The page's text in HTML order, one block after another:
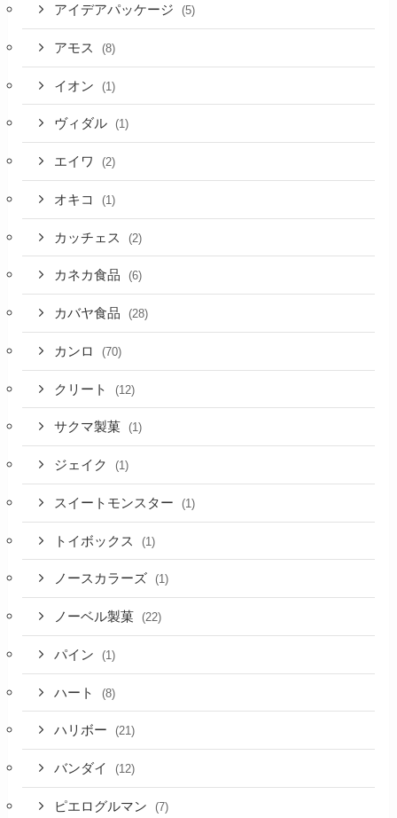
アイデアパッケージ (5)
アモス (8)
イオン (1)
ヴィダル (1)
エイワ (2)
オキコ (1)
カッチェス (2)
カネカ食品 (6)
カバヤ食品 (28)
カンロ (70)
クリート (12)
サクマ製菓 (1)
ジェイク (1)
スイートモンスター (1)
トイボックス (1)
ノースカラーズ (1)
ノーベル製菓 (22)
パイン (1)
ハート (8)
ハリボー (21)
バンダイ (12)
ピエログルマン (7)